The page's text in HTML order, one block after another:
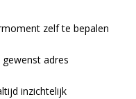
zelf te bepalen
adres
inzichtelijk